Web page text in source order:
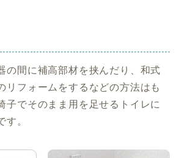
の間に補高部材を挟んだり、和式
リフォームをするなどの方法はも
子でそのまま用を足せるトイレに
す。